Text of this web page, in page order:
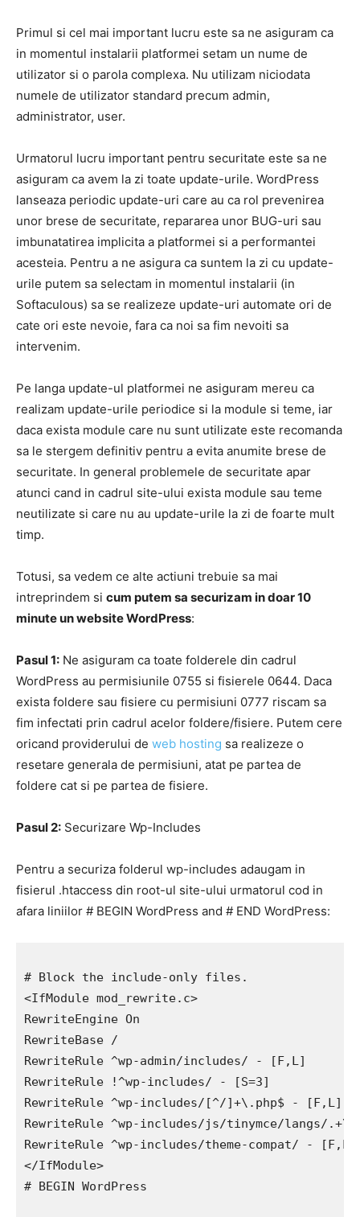
Primul si cel mai important lucru este sa ne asiguram ca
in momentul instalarii platformei setam un nume de
utilizator si o parola complexa. Nu utilizam niciodata
numele de utilizator standard precum admin,
administrator, user.
Urmatorul lucru important pentru securitate este sa ne
asiguram ca avem la zi toate update-urile. WordPress
lanseaza periodic update-uri care au ca rol prevenirea
unor brese de securitate, repararea unor BUG-uri sau
imbunatatirea implicita a platformei si a performantei
acesteia. Pentru a ne asigura ca suntem la zi cu update-
urile putem sa selectam in momentul instalarii (in
Softaculous) sa se realizeze update-uri automate ori de
cate ori este nevoie, fara ca noi sa fim nevoiti sa
intervenim.
Pe langa update-ul platformei ne asiguram mereu ca
realizam update-urile periodice si la module si teme, iar
daca exista module care nu sunt utilizate este recomanda
sa le stergem definitiv pentru a evita anumite brese de
securitate. In general problemele de securitate apar
atunci cand in cadrul site-ului exista module sau teme
neutilizate si care nu au update-urile la zi de foarte mult
timp.
Totusi, sa vedem ce alte actiuni trebuie sa mai
intreprindem si cum putem sa securizam in doar 10
minute un website WordPress:
Pasul 1: Ne asiguram ca toate folderele din cadrul
WordPress au permisiunile 0755 si fisierele 0644. Daca
exista foldere sau fisiere cu permisiuni 0777 riscam sa
fim infectati prin cadrul acelor foldere/fisiere. Putem cere
oricand providerului de web hosting sa realizeze o
resetare generala de permisiuni, atat pe partea de
foldere cat si pe partea de fisiere.
Pasul 2: Securizare Wp-Includes
Pentru a securiza folderul wp-includes adaugam in
fisierul .htaccess din root-ul site-ului urmatorul cod in
afara liniilor # BEGIN WordPress and # END WordPress:
# Block the include-only files.
<IfModule mod_rewrite.c>
RewriteEngine On
RewriteBase /
RewriteRule ^wp-admin/includes/ - [F,L]
RewriteRule !^wp-includes/ - [S=3]
RewriteRule ^wp-includes/[^/]+\.php$ - [F,L]
RewriteRule ^wp-includes/js/tinymce/langs/
RewriteRule ^wp-includes/theme-compat/ - [F,L]
</IfModule>
# BEGIN WordPress